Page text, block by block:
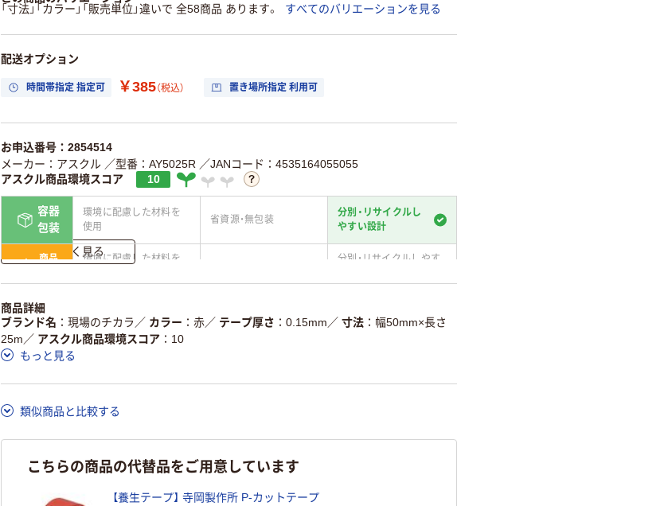
「寸法」「カラー」「販売単位」違いで 全58商品 あります。
すべてのバリエーションを見る
配送オプション
時間帯指定 指定可 ￥385（税込） 置き場所指定 利用可
お申込番号：2854514
メーカー：アスクル ／型番：AY5025R ／JANコード：4535164055055
アスクル商品環境スコア
10
容器
包装
環境に配慮した材料を
使用
省資源・無包装
分別・リサイクルし
やすい設計
商品
環境に配慮した材料を
分別・リサイクルしやす
仕組
ある
ている
この商品の環境配慮ポイントです。詳しくはページ下部の商品詳細「
ア詳細／加点項目
詳しく見る
商品詳細
ブランド名
現場のチカラ ／ カラー 赤／ テープ厚さ 0.15mm ／ 寸法
幅50mm×長さ
25m ／ アスクル商品環境スコア
10
もっと見る
類似商品と比較する
こちらの商品の代替品をご用意しています
【養生テープ】 寺岡製作所 P-カットテープ